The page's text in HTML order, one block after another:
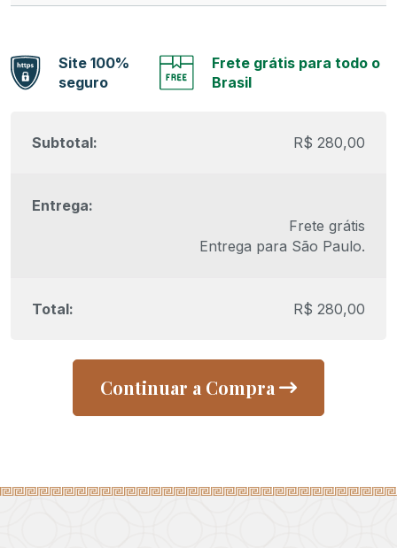
Site 100%
seguro
Frete grátis para todo o
Brasil
R$ 280,00
Frete grátis
Entrega para São Paulo.
R$ 280,00
Continuar a Compra